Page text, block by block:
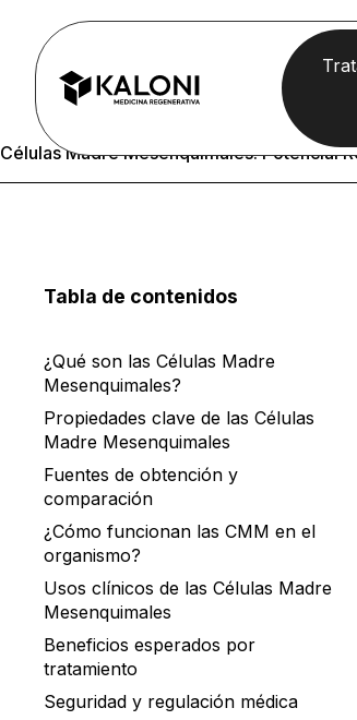
Células Madre Mesenquimales: Potencial
Tabla de contenidos
¿Qué son las Células Madre
Mesenquimales?
Propiedades clave de las Células
Madre Mesenquimales
Fuentes de obtención y
comparación
¿Cómo funcionan las CMM en el
organismo?
Usos clínicos de las Células Madre
Mesenquimales
Beneficios esperados por
tratamiento
Seguridad y regulación médica